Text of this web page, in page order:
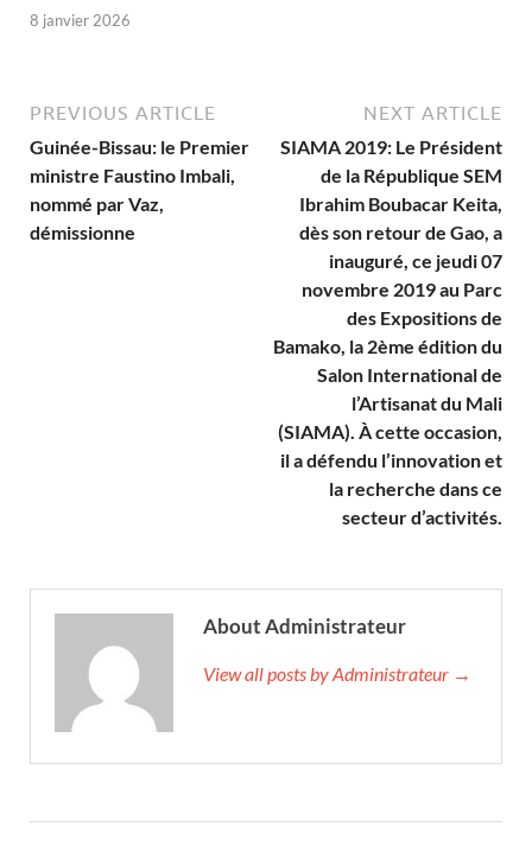
8 janvier 2026
PREVIOUS ARTICLE
Guinée-Bissau: le Premier
ministre Faustino Imbali,
nommé par Vaz,
démissionne
NEXT ARTICLE
SIAMA 2019: Le Président
de la République SEM
Ibrahim Boubacar Keita,
dès son retour de Gao, a
inauguré, ce jeudi 07
novembre 2019 au Parc
des Expositions de
Bamako, la 2ème édition du
Salon International de
l’Artisanat du Mali
(SIAMA). À cette occasion,
il a défendu l’innovation et
la recherche dans ce
secteur d’activités.
About Administrateur
View all posts by Administrateur →